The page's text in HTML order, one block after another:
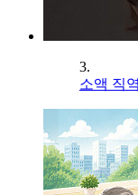
3.
소액 직